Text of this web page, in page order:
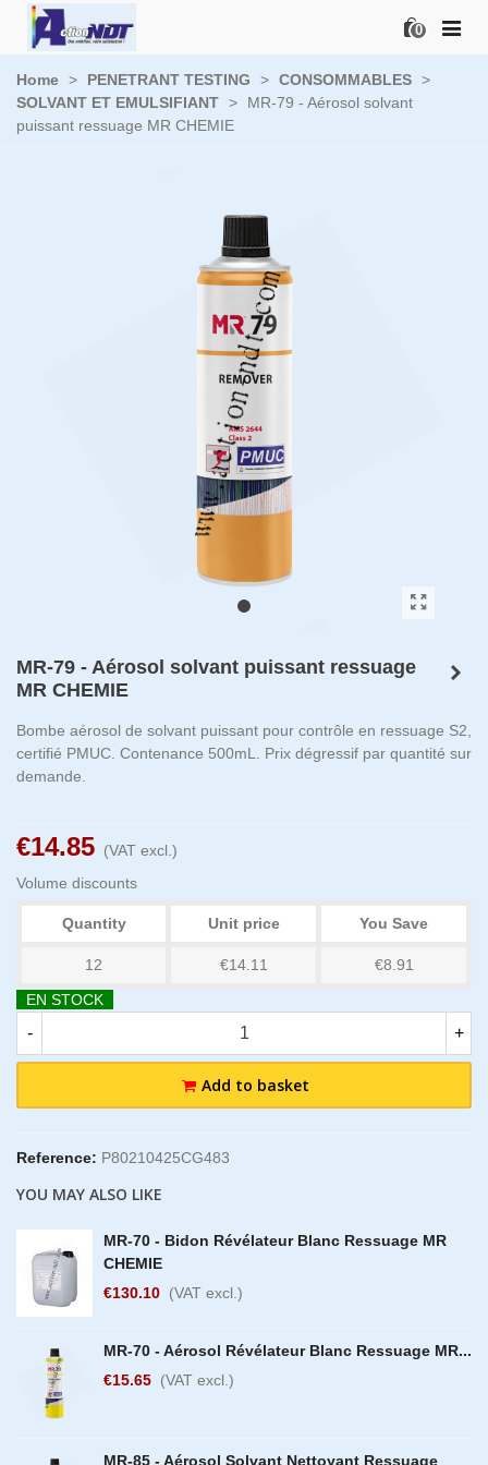
0
Home > PENETRANT TESTING > CONSOMMABLES >
SOLVANT ET EMULSIFIANT >
MR-79 - Aérosol solvant
puissant ressuage MR CHEMIE
MR-79 - Aérosol solvant puissant ressuage
MR CHEMIE
Bombe aérosol de solvant puissant pour contrôle en ressuage S2,
certifié PMUC. Contenance 500mL. Prix dégressif par quantité sur
demande.
€14.85 (VAT excl.)
Volume discounts
Quantity Unit price You Save
12 €14.11
€8.91
EN STOCK
- +
Add to basket
Reference: P80210425CG483
YOU MAY ALSO LIKE
MR-70 - Bidon Révélateur Blanc Ressuage MR
CHEMIE
€130.10 (VAT excl.)
MR-70 - Aérosol Révélateur Blanc Ressuage MR...
€15.65 (VAT excl.)
MR-85 - Aérosol Solvant Nettoyant Ressuage